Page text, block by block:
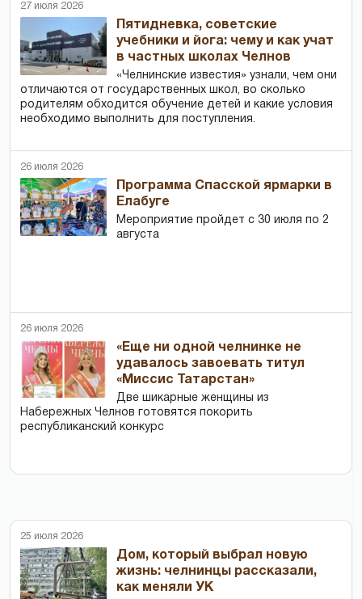
27 июля 2026
Пятидневка, советские
учебники и йога: чему и как учат
в частных школах Челнов
«Челнинские известия» узнали, чем они
отличаются от государственных школ, во сколько
родителям обходится обучение детей и какие условия
необходимо выполнить для поступления.
26 июля 2026
Программа Спасской ярмарки в
Елабуге
Мероприятие пройдет с 30 июля по 2
августа
26 июля 2026
«Еще ни одной челнинке не
удавалось завоевать титул
«Миссис Татарстан»
Две шикарные женщины из
Набережных Челнов готовятся покорить
республиканский конкурс
25 июля 2026
Дом, который выбрал новую
жизнь: челнинцы рассказали,
как меняли УК